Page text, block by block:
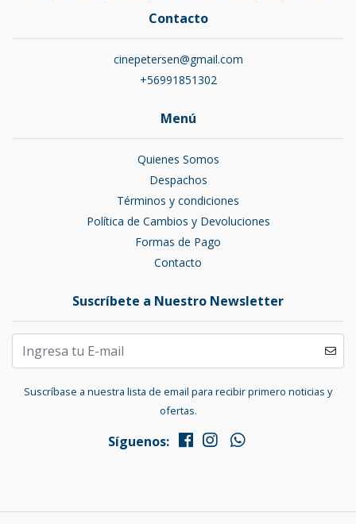
Contacto
cinepetersen@gmail.com
+56991851302
Menú
Quienes Somos
Despachos
Términos y condiciones
Política de Cambios y Devoluciones
Formas de Pago
Contacto
Suscríbete a Nuestro Newsletter
Suscríbase a nuestra lista de email para recibir primero noticias y
ofertas.
Síguenos: